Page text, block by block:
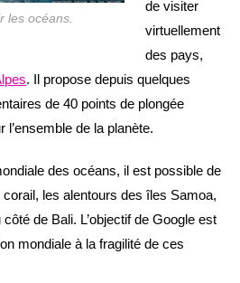
les océans.
de visiter
virtuellement
des pays,
. Il propose depuis quelques
de 40 points de plongée
de la planète.
des océans, il est possible de
les alentours des îles Samoa,
de Bali. L’objectif de Google est
mondiale à la fragilité de ces